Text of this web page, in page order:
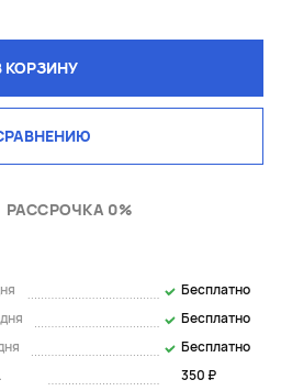
КОРЗИНУ
РАССРОЧКА 0%
Бесплатно
Бесплатно
Бесплатно
350 ₽